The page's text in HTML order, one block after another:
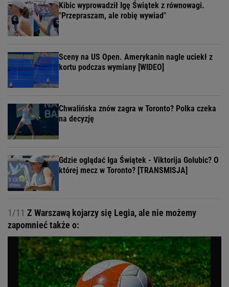
Kibic wyprowadził Igę Świątek z równowagi.
"Przepraszam, ale robię wywiad"
Sceny na US Open. Amerykanin nagle uciekł z
kortu podczas wymiany [WIDEO]
Chwalińska znów zagra w Toronto? Polka czeka
na decyzję
Gdzie oglądać Iga Świątek - Viktorija Golubic? O
której mecz w Toronto? [TRANSMISJA]
1/11 Z Warszawą kojarzy się Legia, ale nie możemy
zapomnieć także o: